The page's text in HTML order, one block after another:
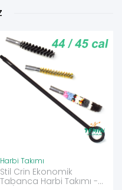
Harbi Takımı
Stil Crin Ekonomik
Tabanca Harbi Takımı -